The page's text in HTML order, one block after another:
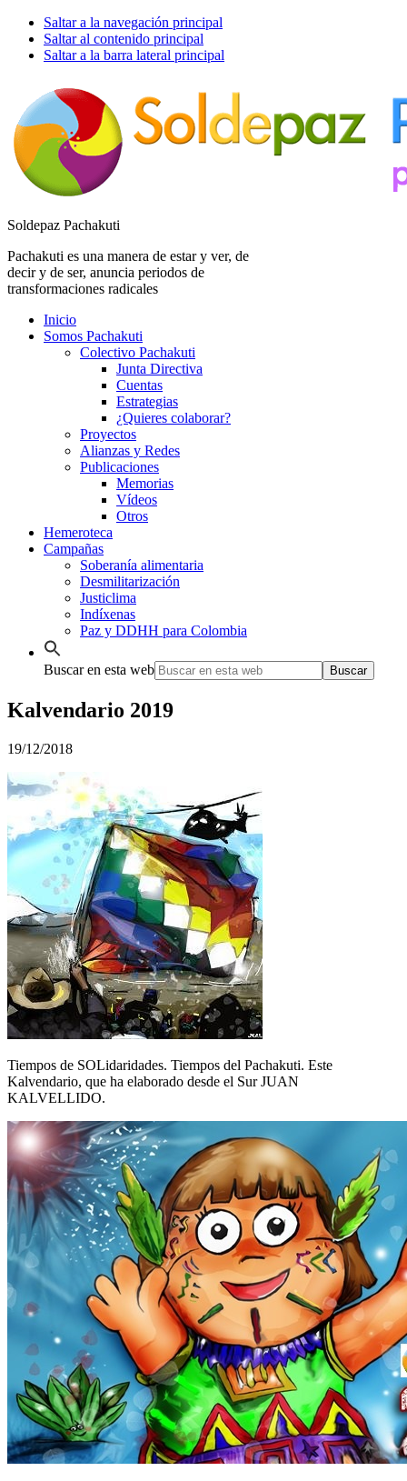
Saltar a la navegación principal
Saltar al contenido principal
Saltar a la barra lateral principal
Soldepaz Pachakuti
Pachakuti es una manera de estar y ver, de
decir y de ser, anuncia periodos de
transformaciones radicales
Inicio
Somos Pachakuti
Colectivo Pachakuti
Junta Directiva
Cuentas
Estrategias
¿Quieres colaborar?
Proyectos
Alianzas y Redes
Publicaciones
Memorias
Vídeos
Otros
Hemeroteca
Campañas
Soberanía alimentaria
Desmilitarización
Justiclima
Indíxenas
Paz y DDHH para Colombia
Buscar en esta web
Kalvendario 2019
19/12/2018
Tiempos de SOLidaridades. Tiempos del Pachakuti. Este
Kalvendario, que ha elaborado desde el Sur JUAN
KALVELLIDO.